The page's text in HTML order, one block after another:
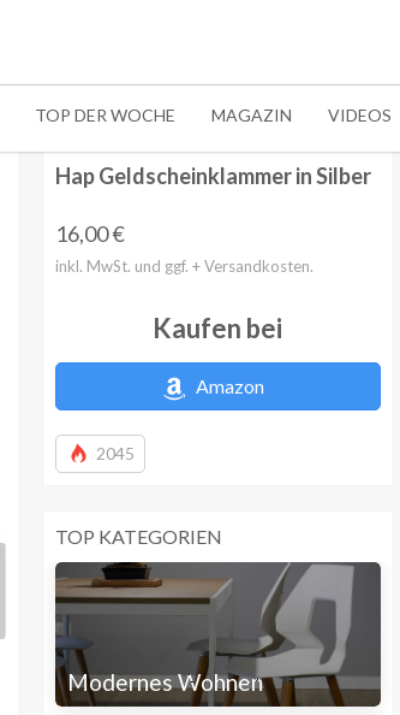
TOP DER WOCHE MAGAZIN VIDEOS
Hap Geldscheinklammer in Silber
16,00€
inkl. MwSt. und ggf. + Versandkosten.
Kaufen bei
Amazon
2045
TOP KATEGORIEN
Modernes Wohnen